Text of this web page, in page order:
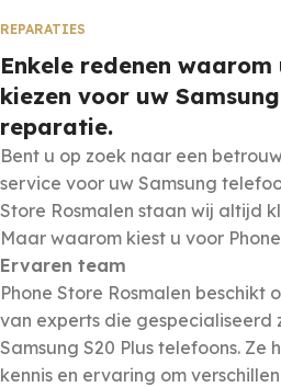
REPARATIES
Enkele redenen
kiezen voor uw
reparatie.
Bent u op zoek naar een
service voor uw Samsung
Store Rosmalen staan wij altijd
Maar waarom kiest u voor
Ervaren team
Phone Store Rosmalen beschikt
van experts die gespecialiseerd
Samsung S20 Plus telefoons. Ze
kennis en ervaring om